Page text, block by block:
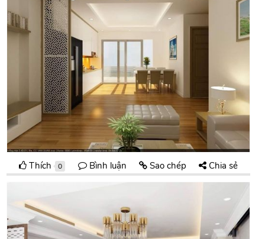
Thích 0 Bình luận Sao chép Chia sẻ